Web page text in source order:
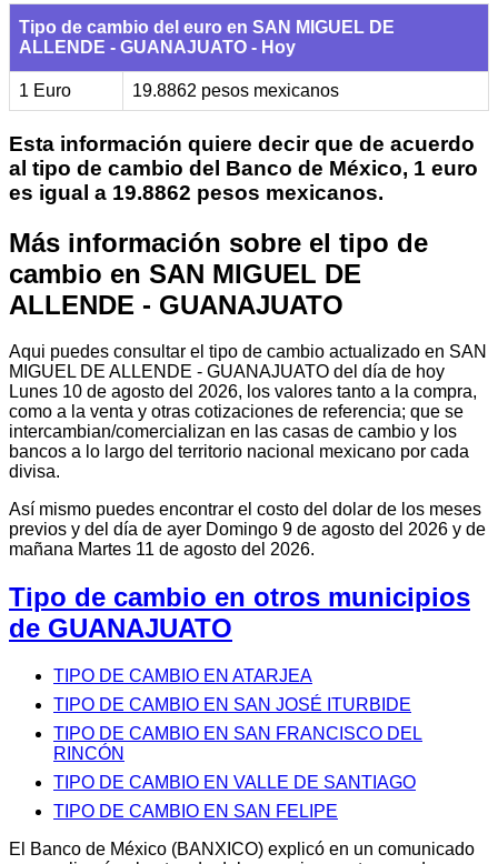
Tipo de cambio del euro en SAN MIGUEL DE
ALLENDE - GUANAJUATO - Hoy
1 Euro 19.8862 pesos mexicanos
Esta información quiere decir que de acuerdo
al tipo de cambio del Banco de México, 1 euro
es igual a 19.8862 pesos mexicanos.
Más información sobre el tipo de
cambio en SAN MIGUEL DE
ALLENDE - GUANAJUATO
Aqui puedes consultar el tipo de cambio actualizado en SAN
MIGUEL DE ALLENDE - GUANAJUATO del día de hoy
Lunes 10 de agosto del 2026, los valores tanto a la compra,
como a la venta y otras cotizaciones de referencia; que se
intercambian/comercializan en las casas de cambio y los
bancos a lo largo del territorio nacional mexicano por cada
divisa.
Así mismo puedes encontrar el costo del dolar de los meses
previos y del día de ayer Domingo 9 de agosto del 2026 y de
mañana Martes 11 de agosto del 2026.
Tipo de cambio en otros municipios
de GUANAJUATO
TIPO DE CAMBIO EN ATARJEA
TIPO DE CAMBIO EN SAN JOSÉ ITURBIDE
TIPO DE CAMBIO EN SAN FRANCISCO DEL
RINCÓN
TIPO DE CAMBIO EN VALLE DE SANTIAGO
TIPO DE CAMBIO EN SAN FELIPE
El Banco de México (BANXICO) explicó en un comunicado